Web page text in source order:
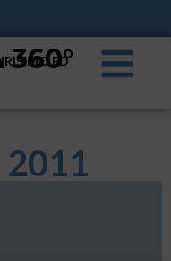
360°
ED
2011